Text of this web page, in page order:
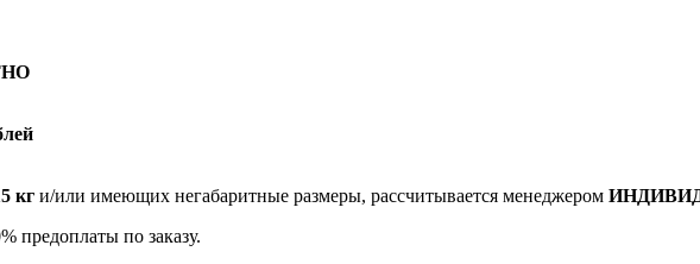
кг и/или имеющих негабаритные размеры, рассчитывается менеджером
предоплаты по заказу.